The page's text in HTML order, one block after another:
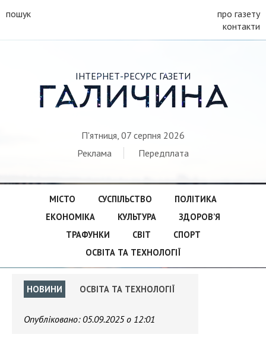
пошук
про газету
контакти
ІНТЕРНЕТ-РЕСУРС ГАЗЕТИ
ГАЛИЧИНА
П'ятниця, 07 серпня 2026
Реклама
Передплата
МІСТО СУСПІЛЬСТВО
ПОЛІТИКА
ЕКОНОМІКА
КУЛЬТУРА
ЗДОРОВ’Я
ТРАФУНКИ
СВІТ
СПОРТ
ОСВІТА ТА ТЕХНОЛОГІЇ
НОВИНИ ОСВІТА ТА ТЕХНОЛОГІЇ
Опубліковано: 05.09.2025 о 12:01